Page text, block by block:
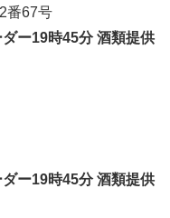
番67号
ー19時45分 酒類提供
ー19時45分 酒類提供